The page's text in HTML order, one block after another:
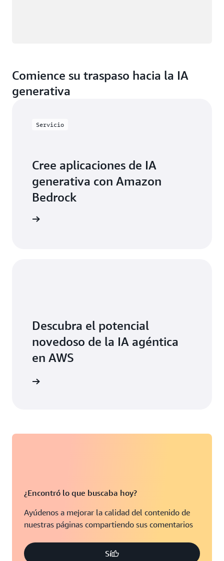
Comience su traspaso hacia la IA
generativa
Servicio
Cree aplicaciones de IA
generativa con Amazon
Bedrock
Descubra el potencial
novedoso de la IA agéntica
en AWS
¿Encontró lo que buscaba hoy?
Ayúdenos a mejorar la calidad del contenido de
nuestras páginas compartiendo sus comentarios
Sí